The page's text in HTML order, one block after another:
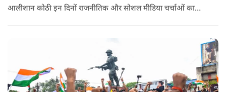
आलीशान कोठी इन दिनों राजनीतिक और सोशल मीडिया चर्चाओं का